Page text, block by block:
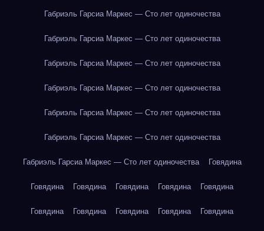
Габриэль Гарсиа Маркес — Сто лет одиночества
Габриэль Гарсиа Маркес — Сто лет одиночества
Габриэль Гарсиа Маркес — Сто лет одиночества
Габриэль Гарсиа Маркес — Сто лет одиночества
Габриэль Гарсиа Маркес — Сто лет одиночества
Габриэль Гарсиа Маркес — Сто лет одиночества
Габриэль Гарсиа Маркес — Сто лет одиночества Говядина
Говядина Говядина Говядина Говядина Говядина
Говядина Говядина Говядина Говядина Говядина